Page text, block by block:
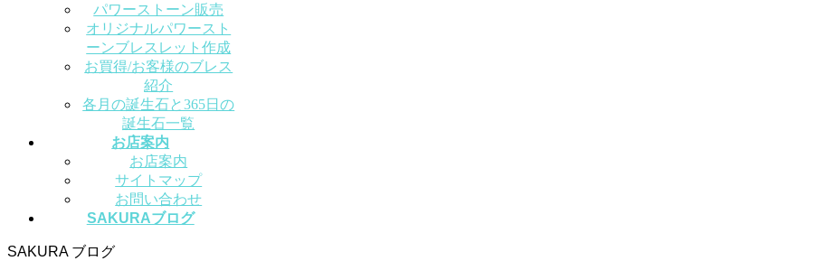
パワーストーン販売
オリジナルパワースト
ーンブレスレット作成
お買得/お客様のブレス
紹介
各月の誕生石と365日の
誕生石一覧
お店案内
お店案内
サイトマップ
お問い合わせ
SAKURAブログ
SAKURA ブログ